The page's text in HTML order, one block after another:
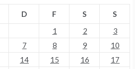
D F S
S
1
2
3
7 8 9
10
14 15 16
17